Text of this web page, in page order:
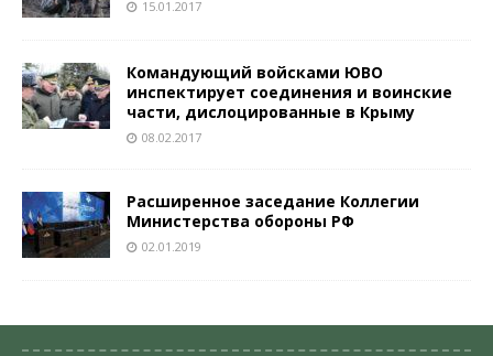
15.01.2017
Командующий войсками ЮВО
инспектирует соединения и воинские
части, дислоцированные в Крыму
08.02.2017
Расширенное заседание Коллегии
Министерства обороны РФ
02.01.2019